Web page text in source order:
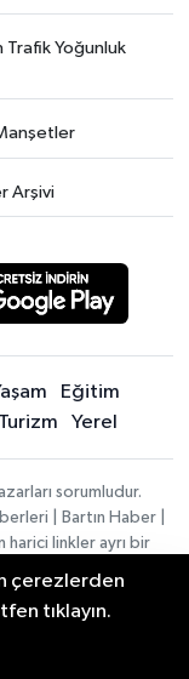
Trafik Yoğunluk
Arşivi
Eğitim
Turizm Yerel
sorumludur.
| Bartın Haber |
harici linkler ayrı bir
dahi, herhangi bir
çerezlerden
tıklayın.
Gözaltı, 4